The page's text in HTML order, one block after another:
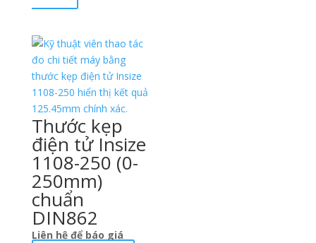
Thước kẹp
điện tử Insize
1108-250 (0-
250mm)
chuẩn
DIN862
Liên hệ để báo giá